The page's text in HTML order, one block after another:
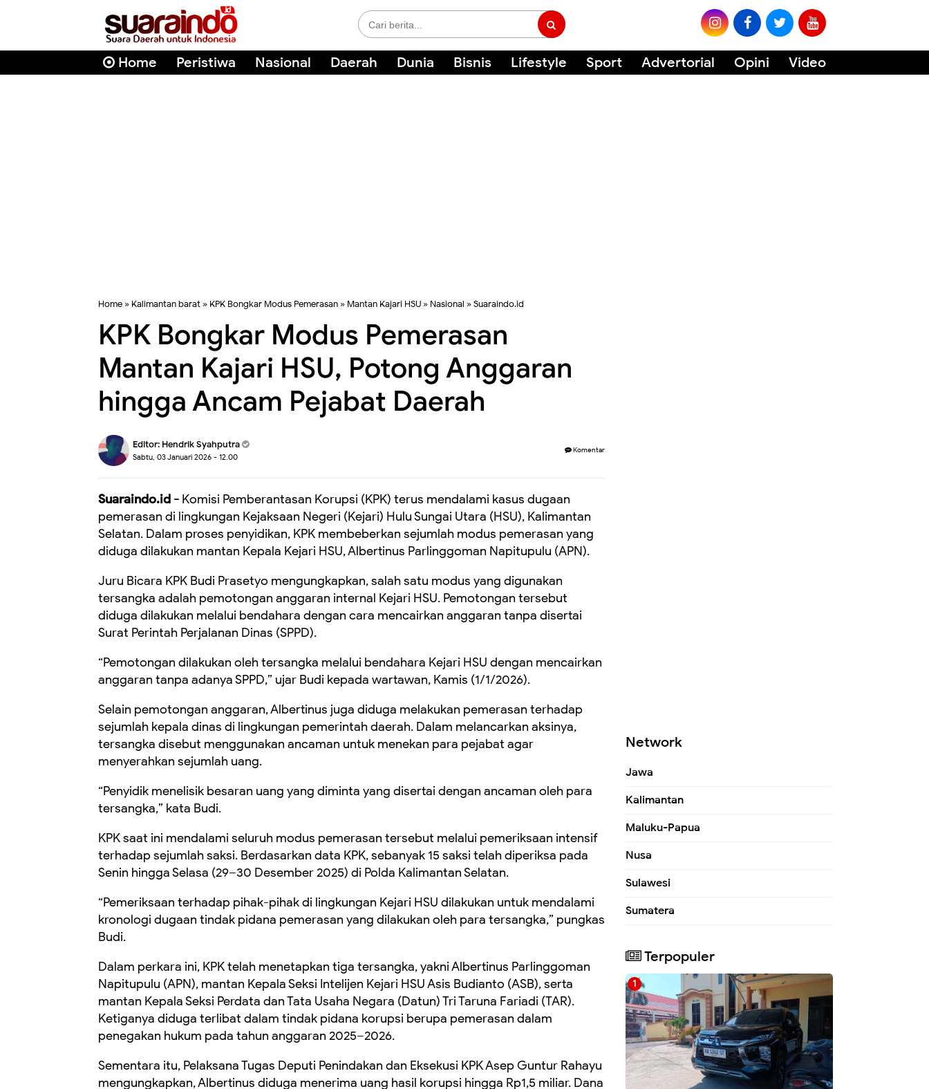
Home Peristiwa Nasional Daerah Dunia Bisnis Lifestyle Sport Advertorial Opini Video
Home » Kalimantan barat » KPK Bongkar Modus Pemerasan » Mantan Kajari HSU » Nasional »Suaraindo.id
KPK Bongkar Modus Pemerasan
Mantan Kajari HSU, Potong Anggaran
hingga Ancam Pejabat Daerah
Editor: Hendrik Syahputra
Sabtu, 03 Januari 2026 - 12.00
Komentar
Suaraindo.id - Komisi Pemberantasan Korupsi (KPK) terus mendalami kasus dugaan
pemerasan di lingkungan Kejaksaan Negeri (Kejari) Hulu Sungai Utara (HSU), Kalimantan
Selatan. Dalam proses penyidikan, KPK membeberkan sejumlah modus pemerasan yang
diduga dilakukan mantan Kepala Kejari HSU, Albertinus Parlinggoman Napitupulu (APN).
Juru Bicara KPK Budi Prasetyo mengungkapkan, salah satu modus yang digunakan
tersangka adalah pemotongan anggaran internal Kejari HSU. Pemotongan tersebut
diduga dilakukan melalui bendahara dengan cara mencairkan anggaran tanpa disertai
Surat Perintah Perjalanan Dinas (SPPD).
“Pemotongan dilakukan oleh tersangka melalui bendahara Kejari HSU dengan mencairkan
anggaran tanpa adanya SPPD,” ujar Budi kepada wartawan, Kamis (1/1/2026).
Selain pemotongan anggaran, Albertinus juga diduga melakukan pemerasan terhadap
sejumlah kepala dinas di lingkungan pemerintah daerah. Dalam melancarkan aksinya,
tersangka disebut menggunakan ancaman untuk menekan para pejabat agar
menyerahkan sejumlah uang.
“Penyidik menelisik besaran uang yang diminta yang disertai dengan ancaman oleh para
tersangka,” kata Budi.
KPK saat ini mendalami seluruh modus pemerasan tersebut melalui pemeriksaan intensif
terhadap sejumlah saksi. Berdasarkan data KPK, sebanyak 15 saksi telah diperiksa pada
Senin hingga Selasa (29–30 Desember 2025) di Polda Kalimantan Selatan.
“Pemeriksaan terhadap pihak-pihak di lingkungan Kejari HSU dilakukan untuk mendalami
kronologi dugaan tindak pidana pemerasan yang dilakukan oleh para tersangka,” pungkas
Budi.
Dalam perkara ini, KPK telah menetapkan tiga tersangka, yakni Albertinus Parlinggoman
Napitupulu (APN), mantan Kepala Seksi Intelijen Kejari HSU Asis Budianto (ASB), serta
mantan Kepala Seksi Perdata dan Tata Usaha Negara (Datun) Tri Taruna Fariadi (TAR).
Ketiganya diduga terlibat dalam tindak pidana korupsi berupa pemerasan dalam
penegakan hukum pada tahun anggaran 2025–2026.
Sementara itu, Pelaksana Tugas Deputi Penindakan dan Eksekusi KPK Asep Guntur Rahayu
mengungkapkan, Albertinus diduga menerima uang hasil korupsi hingga Rp1,5 miliar. Dana
Network
Jawa
Kalimantan
Maluku-Papua
Nusa
Sulawesi
Sumatera
Terpopuler